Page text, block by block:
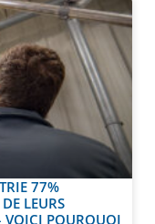
77%
LEURS
VOICI POURQUOI